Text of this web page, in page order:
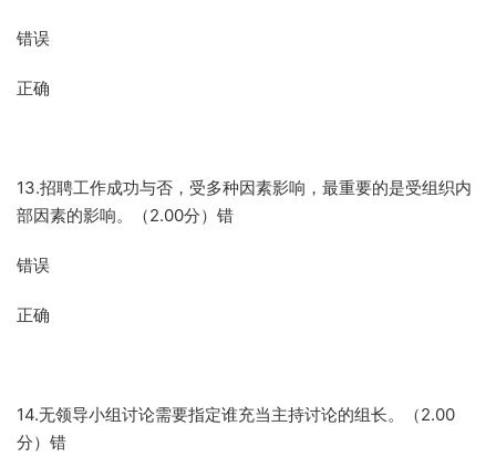
错误
正确
13.招聘工作成功与否，受多种因素影响，最重要的是受组织内
部因素的影响。（2.00分）错
错误
正确
14.无领导小组讨论需要指定谁充当主持讨论的组长。（2.00
分）错